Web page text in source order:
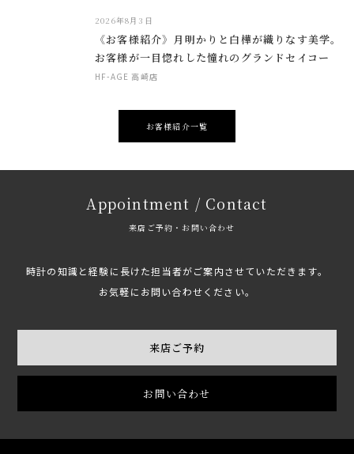
2026年8月3日
《お客様紹介》月明かりと白樺が織りなす美学。
お客様が一目惚れした憧れのグランドセイコー
HF-AGE 高崎店
お客様紹介一覧
Appointment / Contact
来店ご予約・お問い合わせ
時計の知識と経験に長けた担当者がご案内させていただきます。
お気軽にお問い合わせください。
来店ご予約
お問い合わせ